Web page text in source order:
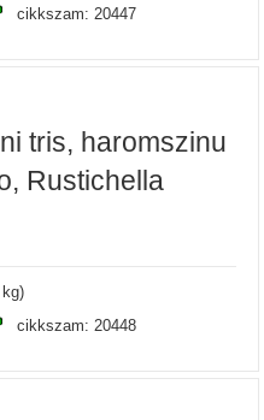
cikkszam: 20447
tris, haromszinu
Rustichella
cikkszam: 20448